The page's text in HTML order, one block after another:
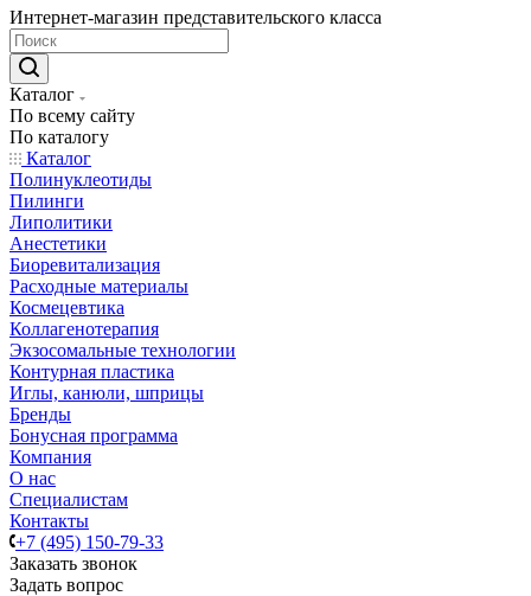
Интернет-магазин представительского класса
Каталог
По всему сайту
По каталогу
Каталог
Полинуклеотиды
Пилинги
Липолитики
Анестетики
Биоревитализация
Расходные материалы
Космецевтика
Коллагенотерапия
Экзосомальные технологии
Контурная пластика
Иглы, канюли, шприцы
Бренды
Бонусная программа
Компания
О нас
Специалистам
Контакты
+7 (495) 150-79-33
Заказать звонок
Задать вопрос